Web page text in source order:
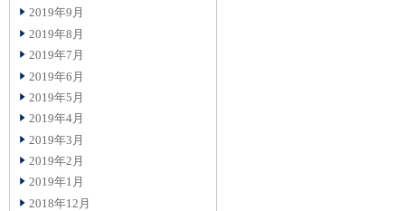
2019年9月
2019年8月
2019年7月
2019年6月
2019年5月
2019年4月
2019年3月
2019年2月
2019年1月
2018年12月